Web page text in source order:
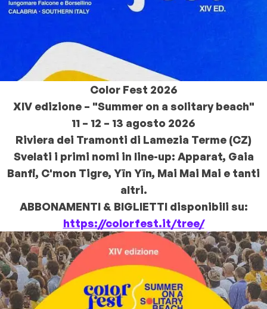
Color Fest 2026
XIV edizione – "Summer on a solitary beach"
11 – 12 – 13 agosto 2026
Riviera dei Tramonti di Lamezia Terme (CZ)
Svelati i primi nomi in line-up: Apparat, Gaia
Banfi, C'mon Tigre, Yīn Yīn, Mai Mai Mai e tanti
altri.
ABBONAMENTI & BIGLIETTI disponibili su:
https://colorfest.it/tree/​